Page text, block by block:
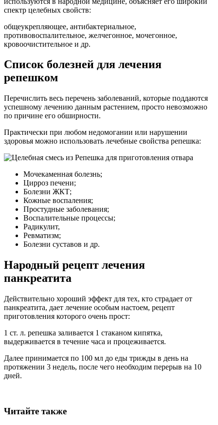
спектр целебных свойств:
общеукрепляющее, антибактериальное,
противовоспалительное, желчегонное, мочегонное,
кровоочистительное и др.
Список болезней для лечения
репешком
Перечислить весь перечень заболеваний, которые поддаются
успешному лечению данным растением, просто невозможно
по причине его обширности.
Практически при любом недомогании или нарушении
здоровья можно использовать лечебные свойства репешка:
Мочекаменная болезнь;
Цирроз печени;
Болезни ЖКТ;
Кожные воспаления;
Простудные заболевания;
Воспалительные процессы;
Радикулит,
Ревматизм;
Болезни суставов и др.
Народный рецепт лечения
панкреатита
Действительно хороший эффект для тех, кто страдает от
панкреатита, дает лечение особым настоем, рецепт
приготовления которого очень прост:
1 ст. л. репешка заливается 1 стаканом кипятка,
выдерживается в течение часа и процеживается.
Далее принимается по 100 мл до еды трижды в день на
протяжении 3 недель, после чего необходим перерыв на 10
дней.
Читайте также